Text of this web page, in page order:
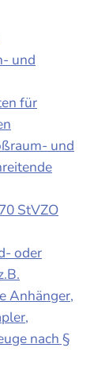
und
für
und
StVZO
oder
Anhänger,
nach §